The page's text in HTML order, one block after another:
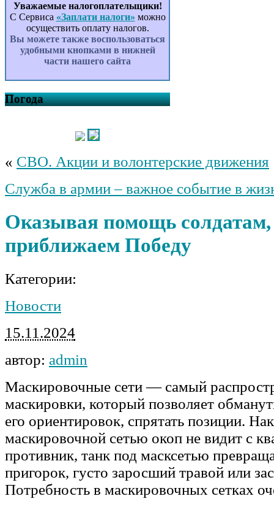
Уважаемые налогоплательщики!
С Сервиса «Заплати налоги» можно
осуществить оплату налогов.
Вы можете также воспользоваться
удобными кнопками в нижней
части нашего сайта
Погода
« СВО. Акции и волонтерские движения
Служба в армии – важное событие в
Оказывая помощь
приближаем Победу
Категории:
Новости
15.11.2024
автор: admin
Маскировочные сети — самый
маскировки, который позволяет
его ориентировок, спрятать позиции.
маскировочной сетью окоп не видит с
противник, танк под масксетью
пригорок, густо заросший травой или
Потребность в маскировочных сетках